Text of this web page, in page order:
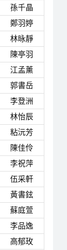
孫千晶
鄭羽婷
林昹靜
陳亭羽
江孟薰
郭書岳
李登洲
林怡辰
粘沅芳
陳佳伶
李祝萍
伍采軒
黃書鉉
蘇庭萱
李品逸
高郁玫